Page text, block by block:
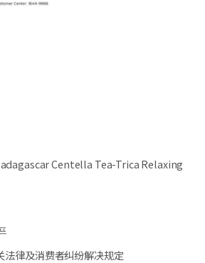
Centella Tea-Trica Relaxing
法律及消费者纠纷解决规定